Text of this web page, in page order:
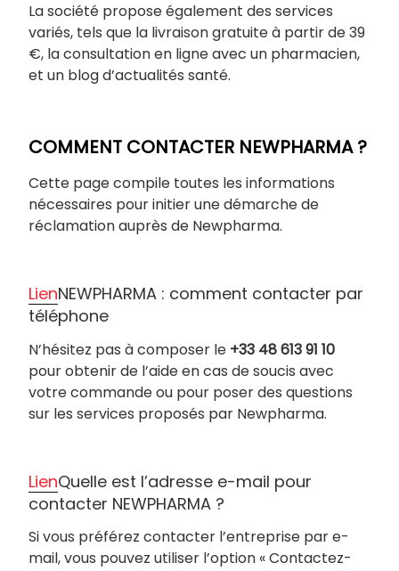
La société propose également des services
variés, tels que la livraison gratuite à partir de 39
€, la consultation en ligne avec un pharmacien,
et un blog d’actualités santé.
COMMENT CONTACTER NEWPHARMA ?
Cette page compile toutes les informations
nécessaires pour initier une démarche de
réclamation auprès de Newpharma.
LienNEWPHARMA : comment contacter par
téléphone
N’hésitez pas à composer le +33 48 613 91 10
pour obtenir de l’aide en cas de soucis avec
votre commande ou pour poser des questions
sur les services proposés par Newpharma.
LienQuelle est l’adresse e-mail pour
contacter NEWPHARMA ?
Si vous préférez contacter l’entreprise par e-
mail, vous pouvez utiliser l’option « Contactez-